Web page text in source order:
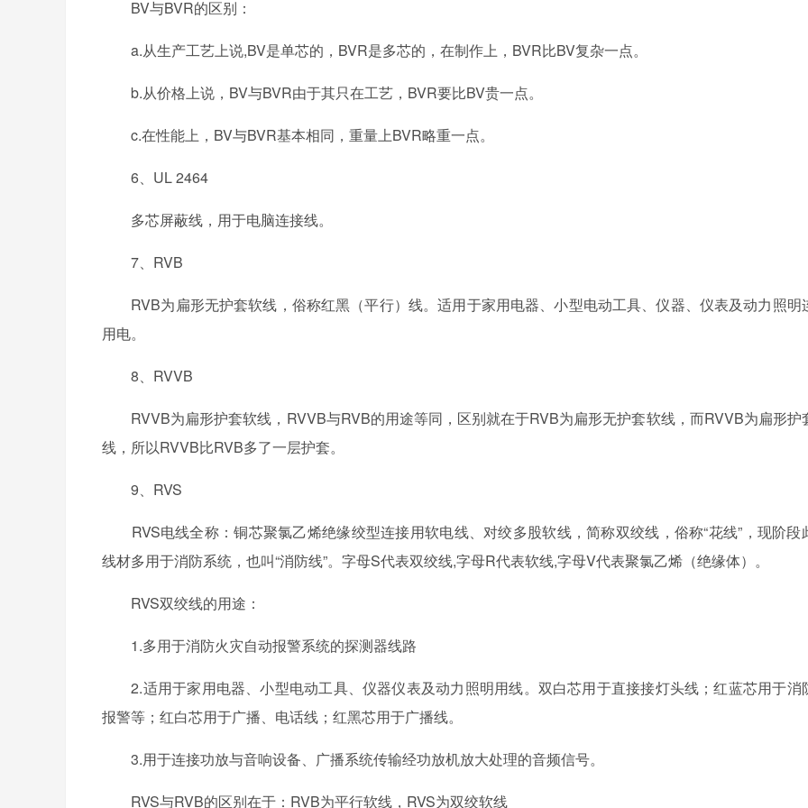
BV与BVR的区别：
a.从生产工艺上说,BV是单芯的，BVR是多芯的，在制作上，BVR比BV复杂一点。
b.从价格上说，BV与BVR由于其只在工艺，BVR要比BV贵一点。
c.在性能上，BV与BVR基本相同，重量上BVR略重一点。
6、UL 2464
多芯屏蔽线，用于电脑连接线。
7、RVB
RVB为扁形无护套软线，俗称红黑（平行）线。适用于家用电器、小型电动工具、仪器、仪表及动力照明
用电。
8、RVVB
RVVB为扁形护套软线，RVVB与RVB的用途等同，区别就在于RVB为扁形无护套软线，而RVVB为扁形护
线，所以RVVB比RVB多了一层护套。
9、RVS
RVS电线全称：铜芯聚氯乙烯绝缘绞型连接用软电线、对绞多股软线，简称双绞线，俗称“花线”，现阶段
线材多用于消防系统，也叫“消防线”。字母S代表双绞线,字母R代表软线,字母V代表聚氯乙烯（绝缘体）。
RVS双绞线的用途：
1.多用于消防火灾自动报警系统的探测器线路
2.适用于家用电器、小型电动工具、仪器仪表及动力照明用线。双白芯用于直接接灯头线；红蓝芯用于消
报警等；红白芯用于广播、电话线；红黑芯用于广播线。
3.用于连接功放与音响设备、广播系统传输经功放机放大处理的音频信号。
RVS与RVB的区别在于：RVB为平行软线，RVS为双绞软线